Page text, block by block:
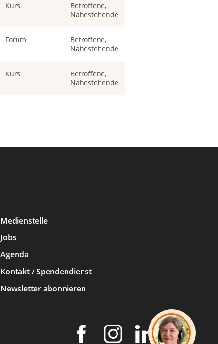
Kurs
Betroffene,
Nahestehende
Forum
Betroffene,
Nahestehende
Kurs
Betroffene,
Nahestehende
Medienstelle
Jobs
Agenda
Kontakt / Spendendienst
Newsletter abonnieren